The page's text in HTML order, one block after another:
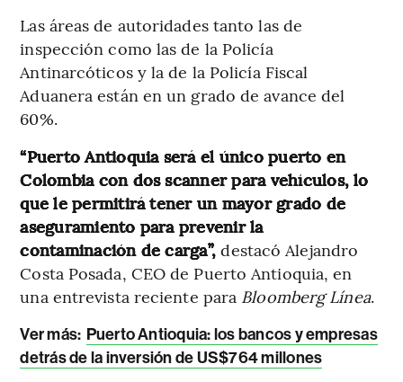
Las áreas de autoridades tanto las de
inspección como las de la Policía
Antinarcóticos y la de la Policía Fiscal
Aduanera están en un grado de avance del
60%.
“Puerto Antioquia será el único puerto en
Colombia con dos scanner para vehículos, lo
que le permitirá tener un mayor grado de
aseguramiento para prevenir la
contaminación de carga”,destacó Alejandro
Costa Posada, CEO de Puerto Antioquia, en
una entrevista reciente para Bloomberg Línea.
Ver más: Puerto Antioquia: los bancos y empresas
detrás de la inversión de US$764 millones